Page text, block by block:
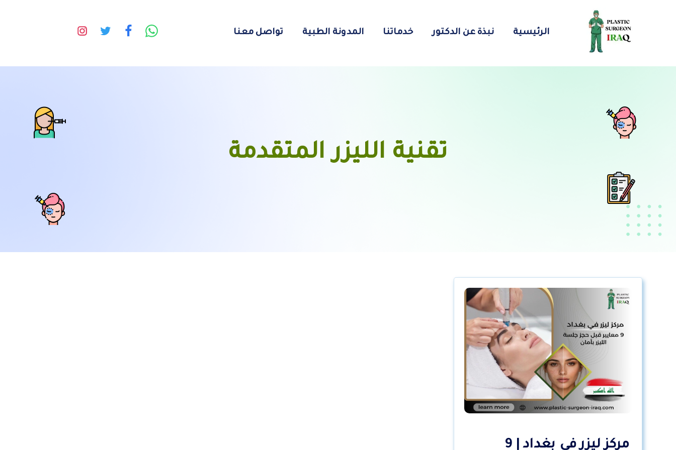
الرئيسية نبذة عن الدكتور خدماتنا المدونة الطبية تواصل معنا
تقنية الليزر المتقدمة
مركز ليزر في بغداد | 9